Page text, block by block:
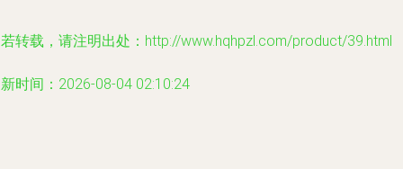
转载，请注明出处：http://www.hqhpzl.com/product/39.html
时间：2026-08-04 02:10:24